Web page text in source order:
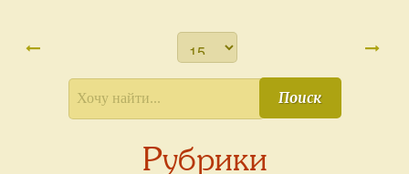
Поиск
Рубрики